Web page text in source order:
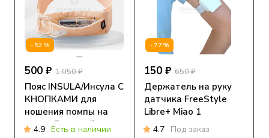
-52%
500 ₽ 1 050 ₽
Пояс INSULA/Инсула С
КНОПКАМИ для
ношения помпы на
талии Бежевый
4.9 Есть в наличии
-77%
150 ₽ 650 ₽
Держатель на руку
датчика FreeStyle
Libre+ Miao 1
4.7 Под заказ